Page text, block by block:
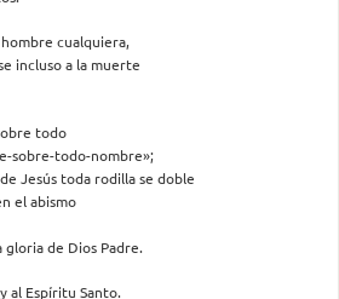
cualquiera,
incluso a la muerte
todo
sobre-todo-nombre»;
Jesús toda rodilla se doble
el abismo
gloria de Dios Padre.
al Espíritu Santo.